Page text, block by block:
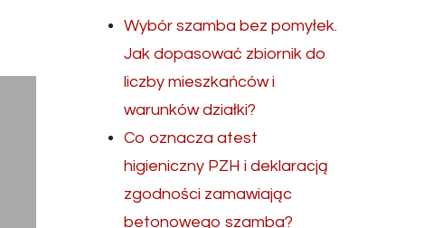
Wybór szamba bez pomyłek.
Jak dopasować zbiornik do
liczby mieszkańców i
warunków działki?
Co oznacza atest
higieniczny PZH i deklaracją
zgodności zamawiając
betonowego szamba?